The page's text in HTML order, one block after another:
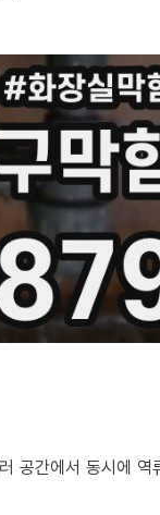
공간에서 동시에